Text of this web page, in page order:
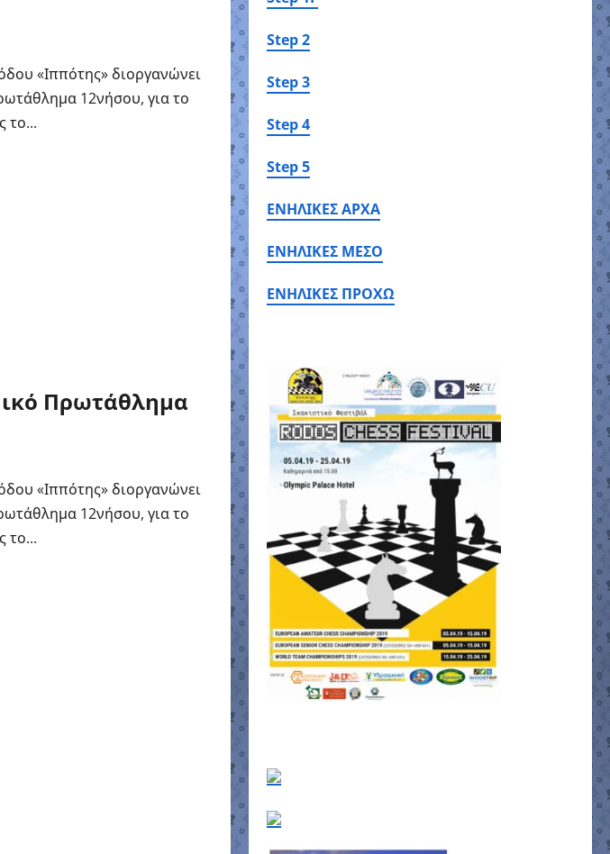
«Ιππότης» διοργανώνει
12νήσου, για το
το...
Πρωτάθλημα
«Ιππότης» διοργανώνει
12νήσου, για το
το...
Step 2
Step 3
Step 4
Step 5
ΕΝΗΛΙΚΕΣ ΑΡΧΑ
ΕΝΗΛΙΚΕΣ ΜΕΣΟ
ΕΝΗΛΙΚΕΣ ΠΡΟΧΩ